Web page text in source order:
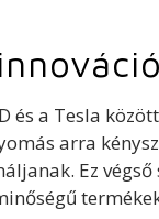
és a Tesla
arra
Ez